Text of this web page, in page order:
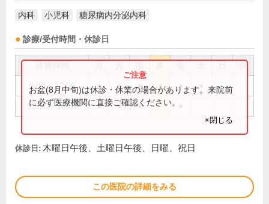
内科 小児科 糖尿病内分泌内科
診療/受付時間・休診日
祝
9:00～12:00 ● ● ● ● ●
13:30～16:30 ● ● ●
お盆(8月中旬)は休診・休業の場合があります。来院前
に必ず医療機関に直接ご確認ください。
×閉じる
休診日: 木曜日午後、土曜日午後、日曜、祝日
この医院の詳細をみる